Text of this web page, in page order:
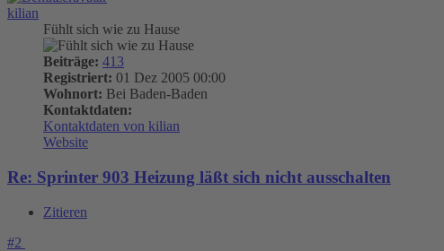
kilian
Fühlt sich wie zu Hause
Beiträge: 413
Registriert: 01 Dez 2005 00:00
Wohnort: Bei Baden-Baden
Kontaktdaten:
Kontaktdaten von kilian
Website
Re: Sprinter 903 Heizung läßt sich nicht ausschalten
Zitieren
#2